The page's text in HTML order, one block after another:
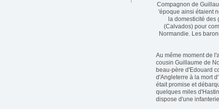
Compagnon de
'époque ainsi étaient
la domesticité des
(Calvados) pour
Normandie. Les
Au même moment de
cousin Guillaume de
beau-père d'Edouard
d'Angleterre à la mort
était promise et
quelques miles
dispose d'une